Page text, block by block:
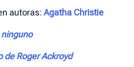
autoras: Agatha Christie
ninguno
de Roger Ackroyd